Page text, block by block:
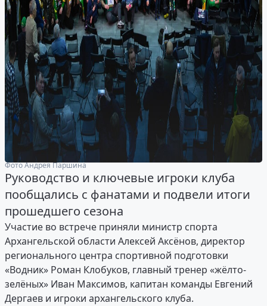
Фото Андрея Паршина
Руководство и ключевые игроки клуба
пообщались с фанатами и подвели итоги
прошедшего сезона
Участие во встрече приняли министр спорта
Архангельской области Алексей Аксёнов, директор
регионального центра спортивной подготовки
«Водник» Роман Клобуков, главный тренер «жёлто-
зелёных» Иван Максимов, капитан команды Евгений
Дергаев и игроки архангельского клуба.